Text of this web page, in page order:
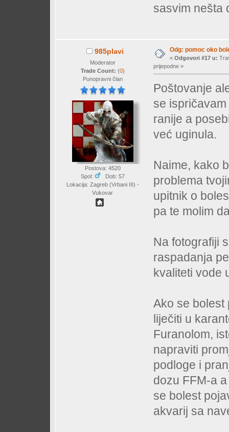
sasvim
985plavi
Moderator
Trade Count: (0)
Punopravni član
Postova: 4520
Spol:
Dob: 57
Lokacija: Zagreb (Vrbani III) -
Vukovar
Odg: pomoc oko
« Odgovori #17 u:
prijepodne »
Poštovanje
se
ranije a
već uginula.
Naime, kako
problema
upitnik o
pa te molim
Na fotografiji
raspadanja
kvaliteti vode
Ako se bolest
liječiti u
Furanolom,
napraviti
podloge i
dozu FFM-a
se bolest
akvarij sa